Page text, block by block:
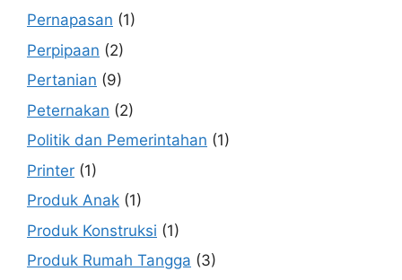
Pernapasan (1)
Perpipaan (2)
Pertanian (9)
Peternakan (2)
Politik dan Pemerintahan (1)
Printer (1)
Produk Anak (1)
Produk Konstruksi (1)
Produk Rumah Tangga (3)